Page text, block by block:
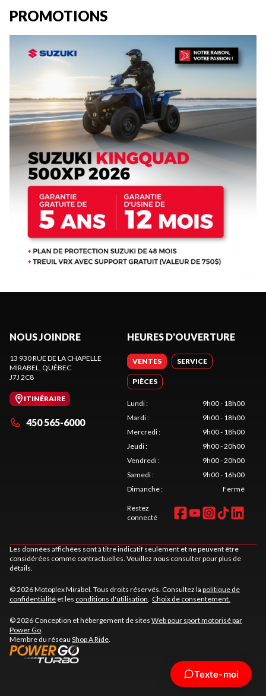
PROMOTIONS
NOUS JOINDRE
13 930 RUE DE LA CHAPELLE
MIRABEL
, QUÉBEC
J7J 2C8
ITINÉRAIRE
450 565-6000
HEURES D'OUVERTURE
VENTES SERVICE
PIÈCES
Lundi:
9h00 - 18h00
Mardi:
9h00 - 18h00
Mercredi:
9h00 - 18h00
Jeudi:
9h00 - 20h00
Vendredi:
9h00 - 20h00
Samedi:
9h00 - 16h00
Dimanche: Fermé
Restez
connecté
Les données affichées sont à titre indicatif seulement et ne peuvent être
considérées comme contractuelles. Veuillez nous consulter pour plus de
détails.
© 2026 Motoplex Mirabel. Tous droits réservés. Consultez la politique de
confidentialité et les conditions d'utilisation Choix de consentement.
© 2026 Conception et hébergement de sites Web pour sport motorisé par
Power Go
Membre du réseau Shop A Ride
Texte-moi